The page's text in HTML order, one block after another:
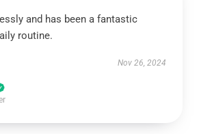
and has been a fantastic
routine.
Nov 26, 2024